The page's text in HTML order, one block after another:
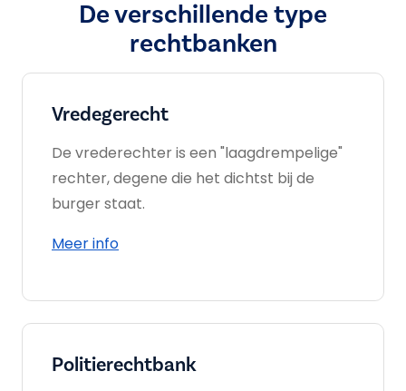
De verschillende type
rechtbanken
Vredegerecht
De vrederechter is een "laagdrempelige"
rechter, degene die het dichtst bij de
burger staat.
Meer info
Politierechtbank